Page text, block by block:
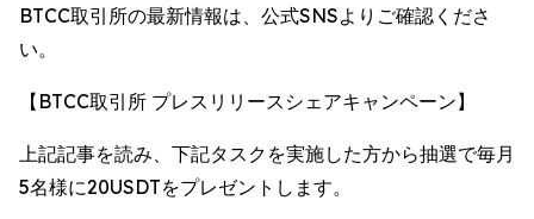
BTCC取引所の最新情報は、公式SNSよりご確認くださ
い。
【BTCC取引所 プレスリリースシェアキャンペーン】
上記記事を読み、下記タスクを実施した方から抽選で毎月
5名様に20USDTをプレゼントします。